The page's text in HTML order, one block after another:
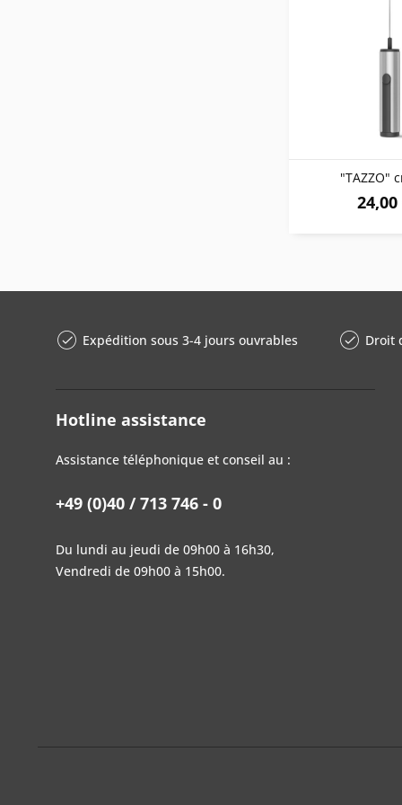
"TAZZO"
Expédition sous 3-4 jours ouvrables Droit
Hotline assistance
Assistance téléphonique et conseil au :
+49 (0)40 / 713 746 - 0
Du lundi au jeudi de 09h00 à 16h30,
Vendredi de 09h00 à 15h00.